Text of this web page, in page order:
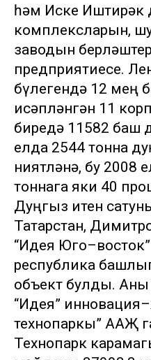
һәм Иске
комплексларын,
заводын
предприятиесе.
бүлегендә 12 мең
исәпләнгән 11
биредә 11582 баш
елда 2544 тонна
ниятләнә, бу 2008
тоннага яки 40
Дуңгыз итен
Татарстан,
“Идея
республика
объект булды.
“Идея”
технопаркы” ААҖ
Технопарк